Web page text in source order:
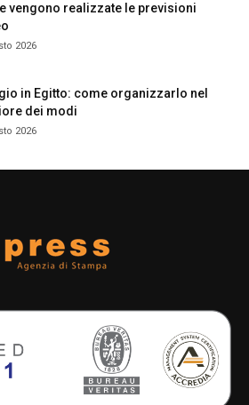
vengono realizzate le previsioni
2026
in Egitto: come organizzarlo nel
dei modi
2026